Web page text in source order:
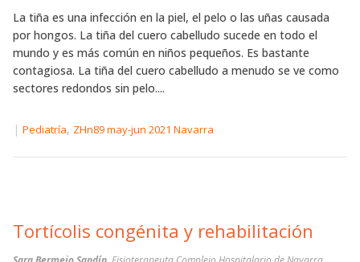
La tiña es una infección en la piel, el pelo o las uñas causada
por hongos. La tiña del cuero cabelludo sucede en todo el
mundo y es más común en niños pequeños. Es bastante
contagiosa. La tiña del cuero cabelludo a menudo se ve como
sectores redondos sin pelo....
| Pediatría, ZHn89 may-jun 2021 Navarra
Tortícolis congénita y rehabilitación